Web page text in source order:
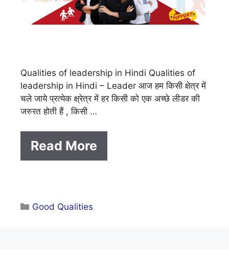
Qualities of leadership in Hindi Qualities of
leadership in Hindi – Leader आज हम किसी क्षेत्र में
चले जाये प्रत्येक क्ष्रेत्र में हर किसी को एक अच्छे लीडर की
जरुरत होती हैं , किसी …
Read More
Categories
Good Qualities